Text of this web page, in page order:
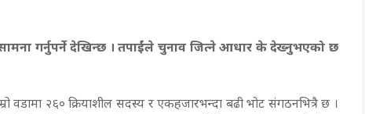
सामना गर्नुपर्ने देखिन्छ । तपाईंले चुनाव जित्ने आधार के देख्नुभएको छ
वडामा २६० क्रियाशील सदस्य र एकहजारभन्दा बढी भोट संगठनभित्रै छ ।